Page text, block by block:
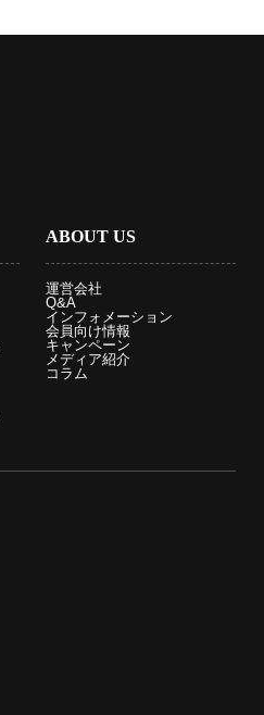
ABOUT US
運営会社
Q&A
インフォメーション
会員向け情報
キャンペーン
メディア紹介
コラム